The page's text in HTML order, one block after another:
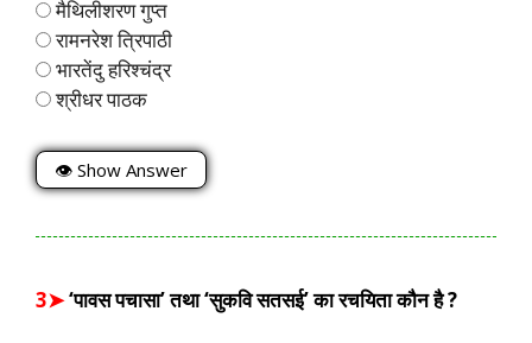
मैथिलीशरण गुप्त
रामनरेश त्रिपाठी
भारतेंदु हरिश्चंद्र
श्रीधर पाठक
👁 Show Answer
3➤‘पावस पचासा’ तथा ‘सुकवि सतसई’ का रचयिता कौन है ?